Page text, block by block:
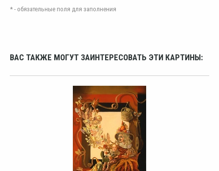
* - обязательные поля для заполнения
ВАС ТАКЖЕ МОГУТ ЗАИНТЕРЕСОВАТЬ ЭТИ КАРТИНЫ: